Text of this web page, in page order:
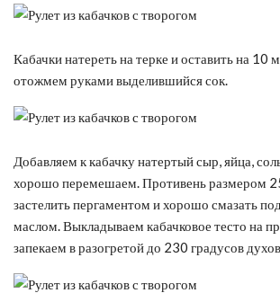
Кабачки натереть на терке и оставить на 10
отожмем руками выделившийся сок.
Добавляем к кабачку натертый сыр, яйца,
хорошо перемешаем. Противень размером
застелить пергаментом и хорошо смазать
маслом. Выкладываем кабачковое тесто на
запекаем в разогретой до 230 градусов